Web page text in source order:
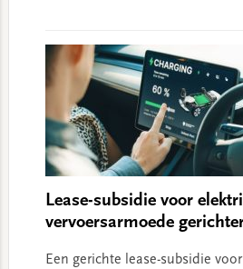
Lease-subsidie voor
vervoersarmoede
Een gerichte lease-subsidie